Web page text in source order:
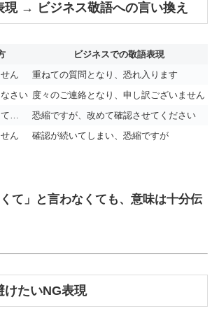
現 → ビジネス敬語への言い換え
ビジネスでの敬語表現
ん
重ねての質問となり、恐れ入ります
さい 度々のご連絡となり、申し訳ございません
て…
恐縮ですが、改めて確認させてください
ん
確認が続いてしまい、恐縮ですが
て」と言わなくても、意味は十分伝
けたいNG表現